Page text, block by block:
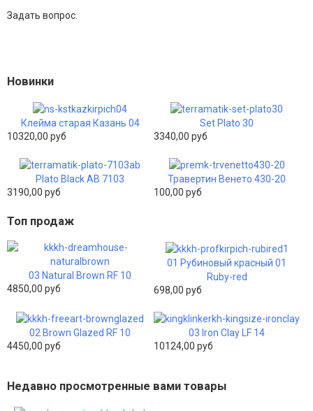
Задать вопрос.
Новинки
Клейма старая Казань 04
10320,00 руб
Set Plato 30
3340,00 руб
Plato Black AB 7103
3190,00 руб
Травертин Венето 430-20
100,00 руб
Топ продаж
03 Natural Brown RF 10
4850,00 руб
01 Рубиновый красный 01
Ruby-red
698,00 руб
02 Brown Glazed RF 10
4450,00 руб
03 Iron Clay LF 14
10124,00 руб
Недавно просмотренные вами товары